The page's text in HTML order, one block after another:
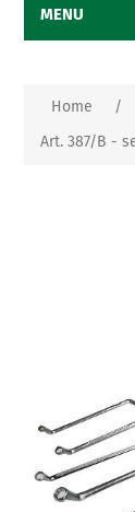
MENU
Home /
Art. 387/B -